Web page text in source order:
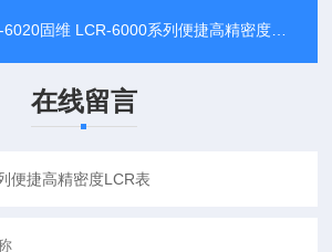
固维 LCR-6000系列便捷高精密度LCR表
在线留言